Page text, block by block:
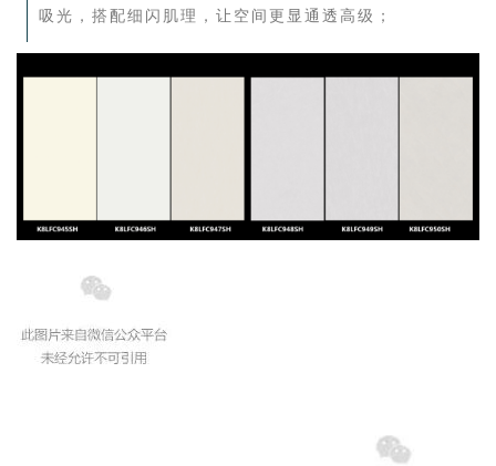
吸光，搭配细闪肌理，让空间更显通透高级；